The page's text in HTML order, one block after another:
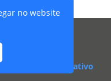
no website
reservados |